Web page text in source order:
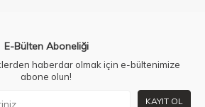
E-Bülten Aboneliği
haberdar olmak için e-bültenimize
abone olun!
KAYIT OL